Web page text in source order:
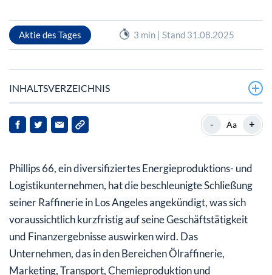
Aktie des Tages 3 min | Stand 31.08.2025
INHALTSVERZEICHNIS
Welche Auswirkungen wird die Schließung der
Raffinerie auf die Geschäftstätigkeit von Phillips 66
Wie hat sich die Aktie von Phillips 66 in letzter Zeit
entwickelt?
Ist die Aktie von Phillips 66 überbewertet oder
Was sollten Anleger jetzt tun?
- Aa +
Phillips 66, ein diversifiziertes Energieproduktions- und
Logistikunternehmen, hat die beschleunigte Schließung
seiner Raffinerie in Los Angeles angekündigt, was sich
voraussichtlich kurzfristig auf seine Geschäftstätigkeit
und Finanzergebnisse auswirken wird. Das
Unternehmen, das in den Bereichen Ölraffinerie,
Marketing, Transport, Chemieproduktion und